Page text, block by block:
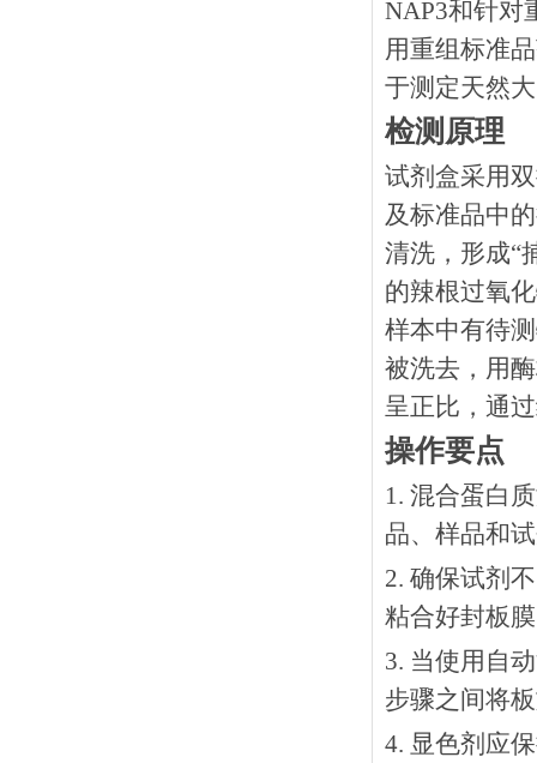
NAP3和针对
用重组标准
于测定天然
检测原理
试剂盒采用
及标准品中
清洗，形成“
的辣根过氧
样本中有待
被洗去，用
呈正比，通
操作要点
1. 混合蛋白
品、样品和
2. 确保试剂
粘合好封板
3. 当使用自
步骤之间将
4. 显色剂应